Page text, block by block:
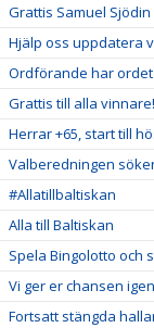
Grattis Samuel Sjödin
Hjälp oss uppdatera
Ordförande har ordet
Grattis till alla vinnare!
Herrar +65, start till
Valberedningen
#Allatillbaltiskan
Alla till Baltiskan
Spela Bingolotto och
Vi ger er chansen
Fortsatt stängda